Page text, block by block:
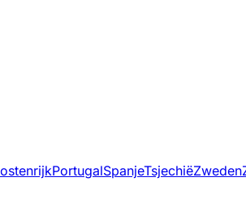
PortugalSpanjeTsjechiëZweden